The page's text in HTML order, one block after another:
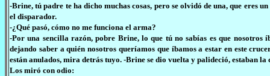
-Brine, tú padre te ha dicho muchas cosas, pero se olvidó de una, que eres
el disparador.
-¿Qué pasó, cómo no me funciona el arma?
-Por una sencilla razón, pobre Brine, lo que tú no sabías es que
dejando saber a quién nosotros queríamos que íbamos a estar en este
están anulados, mira detrás tuyo. -Brine se dio vuelta y palideció, estaban
Los miró con odio: